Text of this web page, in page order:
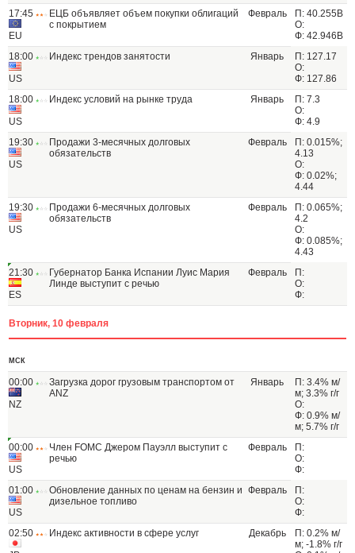
17:45
EU
ЕЦБ объявляет объем покупки облигаций
с покрытием
Февраль
П: 40.255B
О:
Ф: 42.946B
18:00
US
Индекс трендов занятости Январь
П: 127.17
О:
Ф: 127.86
18:00
US
Индекс условий на рынке труда Январь
П: 7.3
О:
Ф: 4.9
19:30
US
Продажи 3-месячных долговых
обязательств
Февраль
П: 0.015%;
4.13
О:
Ф: 0.02%;
4.44
19:30
US
Продажи 6-месячных долговых
обязательств
Февраль
П: 0.065%;
4.2
О:
Ф: 0.085%;
4.43
21:30
ES
Губернатор Банка Испании Луис Мария
Линде выступит с речью
Февраль
П:
О:
Ф:
Вторник, 10 февраля
МСК
00:00
NZ
Загрузка дорог грузовым транспортом от
ANZ
Январь
П: 3.4% м/
м; 3.3% г/г
О:
Ф: 0.9% м/
м; 5.7% г/г
00:00
US
Член FOMC Джером Пауэлл выступит с
речью
Февраль
П:
О:
Ф:
01:00
US
Обновление данных по ценам на бензин и
дизельное топливо
Февраль
П:
О:
Ф:
02:50
Индекс активности в сфере услуг Декабрь
П: 0.2% м/
м; -1.8% г/г